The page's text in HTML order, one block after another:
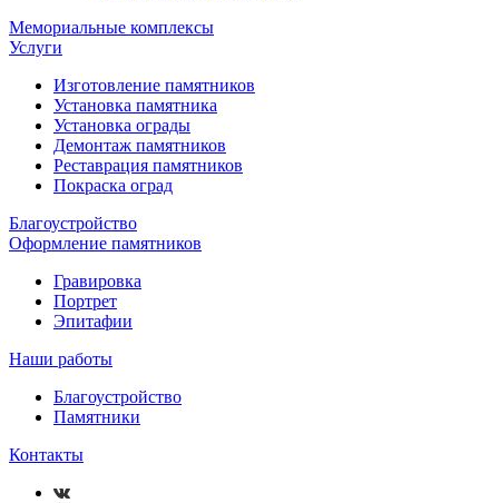
Мемориальные комплексы
Услуги
Изготовление памятников
Установка памятника
Установка ограды
Демонтаж памятников
Реставрация памятников
Покраска оград
Благоустройство
Оформление памятников
Гравировка
Портрет
Эпитафии
Наши работы
Благоустройство
Памятники
Контакты